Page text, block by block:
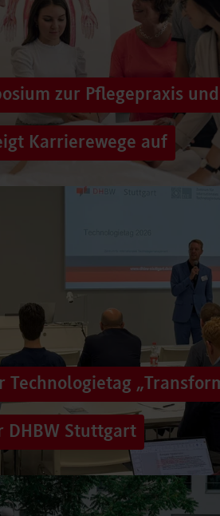
zur Pflegepraxis
Karrierewege auf
in Australien über die
Drei…
Technologietag
DHBW Stuttgart
in einer Zeit, in der sich
Rahmenbedingungen immer schneller